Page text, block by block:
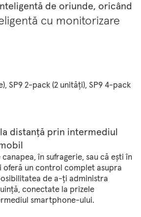
de oriunde, oricând
cu monitorizare
SP9 2-pack (2 unități), SP9 4-pack
distanță prin intermediul
în sufragerie, sau că ești în
oferă un control complet asupra
de a-ți administra
conectate la prizele
smartphone-ului.